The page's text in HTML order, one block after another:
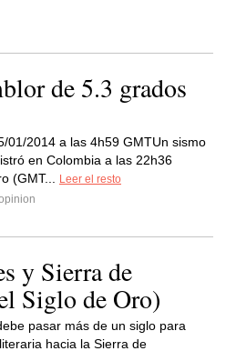
de 5.3 grados
01/2014 a las 4h59 GMTUn sismo
en Colombia a las 22h36
(GMT...
Leer el resto
y Sierra de
Siglo de Oro)
pasar más de un siglo para
hacia la Sierra de